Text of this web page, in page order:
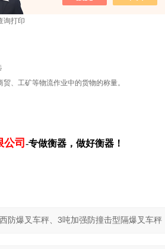
询打印
、工矿等物流作业中的货物的称量。
司 -专做衡器，做好衡器！